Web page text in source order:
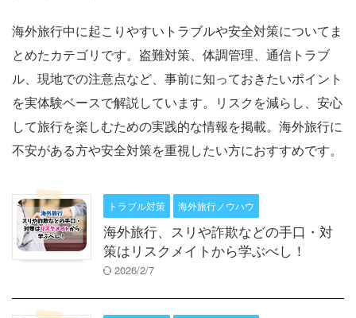
海外旅行中に起こりやすいトラブルや安全対策についてま
とめたカテゴリです。盗難対策、体調管理、通信トラブ
ル、現地での注意点など、事前に知っておきたいポイント
を実体験ベースで解説しています。リスクを減らし、安心
して旅行を楽しむための実践的な情報を掲載。海外旅行に
不安がある方や安全対策を重視したい方におすすめです。
トラブル対策 海外旅行ノウハウ
海外旅行、スリや詐欺などの手口・対
策はリスクメイトから学ぶべし！
2026/2/7